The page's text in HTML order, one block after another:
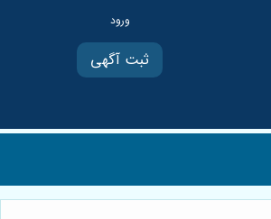
ثبت آگهی